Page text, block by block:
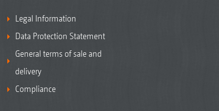
Legal Information
Data Protection Statement
General terms of sale and
delivery
Compliance